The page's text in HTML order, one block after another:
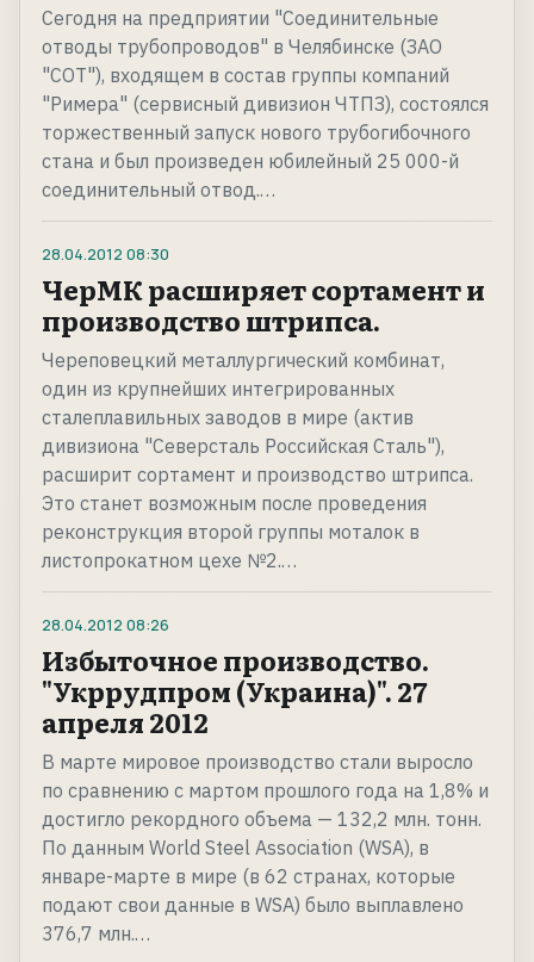
Сегодня на предприятии "Соединительные
отводы трубопроводов" в Челябинске (ЗАО
"СОТ"), входящем в состав группы компаний
"Римера" (сервисный дивизион ЧТПЗ), состоялся
торжественный запуск нового трубогибочного
стана и был произведен юбилейный 25 000-й
соединительный отвод.…
28.04.2012 08:30
ЧерМК расширяет сортамент и
производство штрипса.
Череповецкий металлургический комбинат,
один из крупнейших интегрированных
сталеплавильных заводов в мире (актив
дивизиона "Северсталь Российская Сталь"),
расширит сортамент и производство штрипса.
Это станет возможным после проведения
реконструкция второй группы моталок в
листопрокатном цехе №2.…
28.04.2012 08:26
Избыточное производство.
"Укррудпром (Украина)". 27
апреля 2012
В марте мировое производство стали выросло
по сравнению с мартом прошлого года на 1,8% и
достигло рекордного объема — 132,2 млн. тонн.
По данным World Steel Association (WSA), в
январе-марте в мире (в 62 странах, которые
подают свои данные в WSA) было выплавлено
376,7 млн.…